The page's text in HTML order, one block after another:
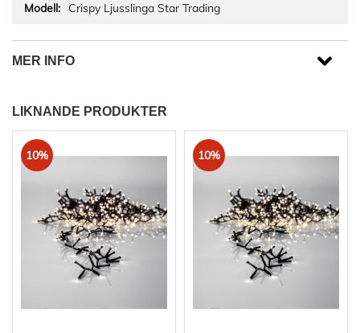
Crispy Ljusslinga Star Trading
MER INFO
LIKNANDE PRODUKTER
10% 10%